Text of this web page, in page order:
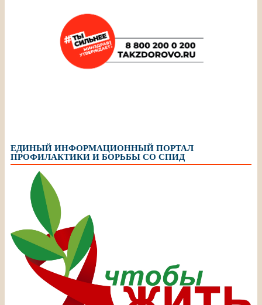
ЕДИНЫЙ ИНФОРМАЦИОННЫЙ ПОРТАЛ
ПРОФИЛАКТИКИ И БОРЬБЫ СО СПИД